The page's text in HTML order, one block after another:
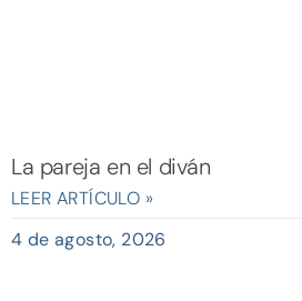
La pareja en el diván
LEER ARTÍCULO »
4 de agosto, 2026